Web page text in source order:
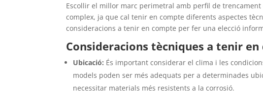
Escollir el millor marc perimetral amb perfil de
complex, ja que cal tenir en compte diferents aspectes
consideracions a tenir en compte per fer una elecció
Consideracions tècniques a tenir
Ubicació: És important considerar el clima i les
models poden ser més adequats per a determinades
necessitar materials més resistents a la corrosió.